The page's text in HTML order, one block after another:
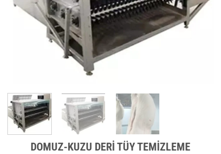
DOMUZ-KUZU DERİ TÜY TEMİZLEME